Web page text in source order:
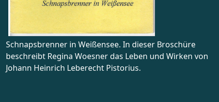
Schnapsbrenner in Weißensee. In dieser Broschüre
beschreibt Regina Woesner das Leben und Wirken von
Johann Heinrich Leberecht Pistorius.